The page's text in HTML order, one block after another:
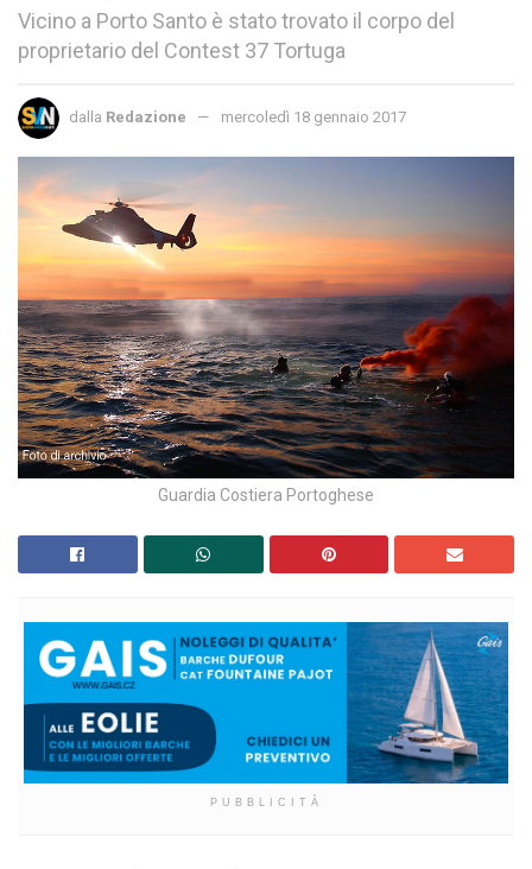
Vicino a Porto Santo è stato trovato il corpo del
proprietario del Contest 37 Tortuga
dalla Redazione mercoledì 18 gennaio 2017
Guardia Costiera Portoghese
PUBBLICITÀ